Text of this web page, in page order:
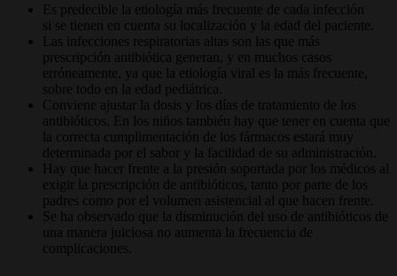
Es predecible la etiología más frecuente de cada infección
si se tienen en cuenta su localización y la edad del paciente.
Las infecciones respiratorias altas son las que más
prescripción antibiótica generan, y en muchos casos
erróneamente, ya que la etiología viral es la más frecuente,
sobre todo en la edad pediátrica.
Conviene ajustar la dosis y los días de tratamiento de los
antibióticos. En los niños también hay que tener en cuenta que
la correcta cumplimentación de los fármacos estará muy
determinada por el sabor y la facilidad de su administración.
Hay que hacer frente a la presión soportada por los médicos al
exigir la prescripción de antibióticos, tanto por parte de los
padres como por el volumen asistencial al que hacen frente.
Se ha observado que la disminución del uso de antibióticos de
una manera juiciosa no aumenta la frecuencia de
complicaciones.